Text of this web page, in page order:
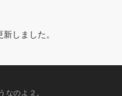
しました。
なのよ２。